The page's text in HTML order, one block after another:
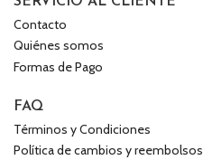
Contacto
Quiénes somos
Formas de Pago
FAQ
Términos y Condiciones
Política de cambios y reembolsos